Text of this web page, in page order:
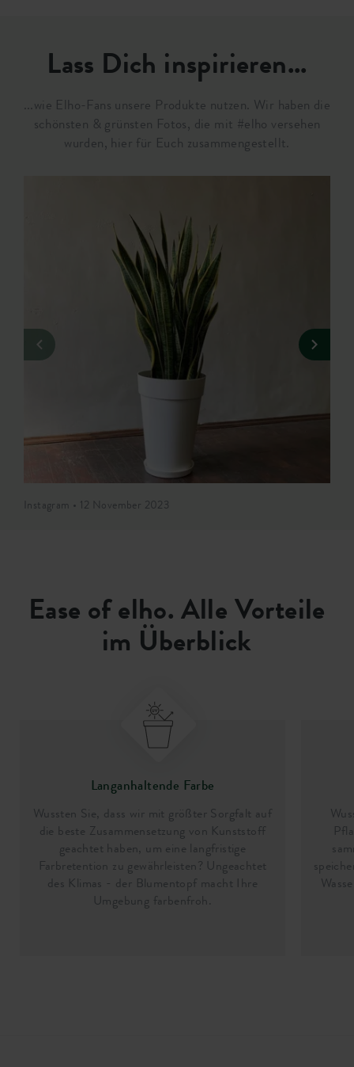
Lass Dich inspirieren...
...wie Elho-Fans unsere Produkte nutzen. Wir haben die
schönsten & grünsten Fotos, die mit #elho versehen
wurden, hier für Euch zusammengestellt.
Instagram • 12 November 2023
Ease of elho. Alle Vorteile
im Überblick
Langanhaltende Farbe
Wussten Sie, dass wir mit größter Sorgfalt auf
die beste Zusammensetzung von Kunststoff
geachtet haben, um eine langfristige
Farbretention zu gewährleisten? Ungeachtet
des Klimas - der Blumentopf macht Ihre
Umgebung farbenfroh.